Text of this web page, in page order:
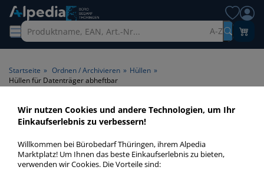
A-Z
Startseite » Ordnen / Archivieren » Hüllen »
Hüllen für Datenträger abheftbar
Hüllen für Datenträger
abheftbar > Lochung
abheftbar
Wir nutzen Cookies und andere Technologien, um Ihr
Einkaufserlebnis zu verbessern!
Willkommen bei Bürobedarf Thüringen, ihrem Alpedia
Marktplatz! Um Ihnen das beste Einkaufserlebnis zu bieten,
verwenden wir Cookies. Die Vorteile sind: